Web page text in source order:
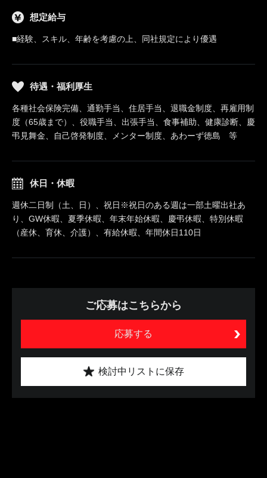
想定給与
■経験、スキル、年齢を考慮の上、同社規定により優遇
待遇・福利厚生
各種社会保険完備、通勤手当、住居手当、退職金制度、再雇用制
度（65歳まで）、役職手当、出張手当、食事補助、健康診断、慶
弔見舞金、自己啓発制度、メンター制度、あわーず徳島 等
休日・休暇
週休二日制（土、日）、祝日※祝日のある週は一部土曜出社あ
り、GW休暇、夏季休暇、年末年始休暇、慶弔休暇、特別休暇
（産休、育休、介護）、有給休暇、年間休日110日
ご応募はこちらから
応募する
検討中リストに保存